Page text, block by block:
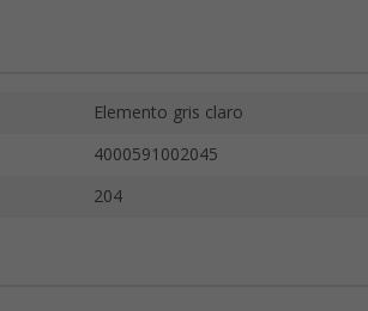
Elemento gris claro
4000591002045
204